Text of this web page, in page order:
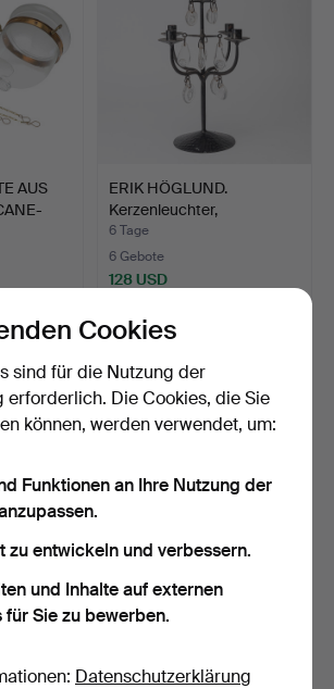
AUS
ERIK HÖGLUND.
Kerzenleuchter,
Schmiedeeise…
6 Tage
6 Gebote
128 USD
STEHLAMPE, Fagerhult,
2 Tage
5 Gebote
Cookies
sind für die Nutzung der
erforderlich. Die Cookies, die Sie
können, werden verwendet, um:
Funktionen an Ihre Nutzung der
zu entwickeln und verbessern.
und Inhalte auf externen
für Sie zu bewerben.
Datenschutzerklärung